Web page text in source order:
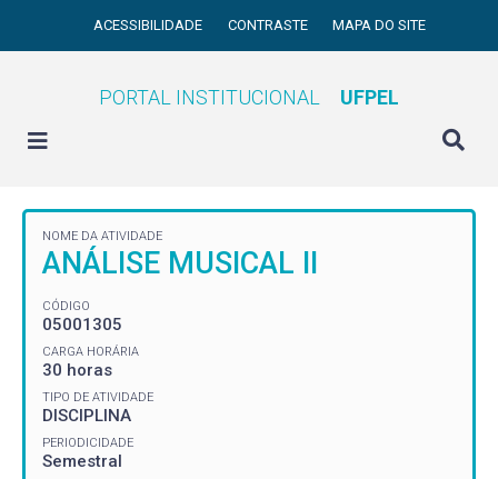
ACESSIBILIDADE CONTRASTE MAPA DO SITE
PORTAL INSTITUCIONAL UFPEL
NOME DA ATIVIDADE
ANÁLISE MUSICAL II
CÓDIGO
05001305
CARGA HORÁRIA
30 horas
TIPO DE ATIVIDADE
DISCIPLINA
PERIODICIDADE
Semestral